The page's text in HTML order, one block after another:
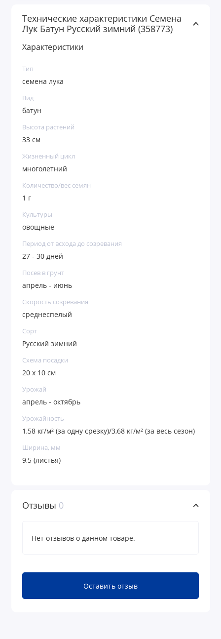
При многолетней культуре - 2-3 срезки за сезон.
После каждой срезки подкармливают и поливают.
Технические характеристики Семена
Лук Батун Русский зимний (358773)
Характеристики
Тип
семена лука
Вид
батун
Высота растений
33 см
Жизненный цикл
многолетний
Количество/вес семян
1 г
Культуры
овощные
Период от всхода до созревания
27 - 30 дней
Посев в грунт
апрель - июнь
Скорость созревания
среднеспелый
Сорт
Русский зимний
Схема посадки
20 х 10 см
Урожай
апрель - октябрь
Урожайность
1,58 кг/м² (за одну срезку)/3,68 кг/м² (за весь сезон)
Ширина, мм
9,5 (листья)
Отзывы 0
Нет отзывов о данном товаре.
Оставить отзыв